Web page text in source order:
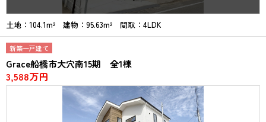
土地：104.1m² 建物：95.63m² 間取：4LDK
新築一戸建て
Grace船橋市大穴南15期 全1棟
3,588万円